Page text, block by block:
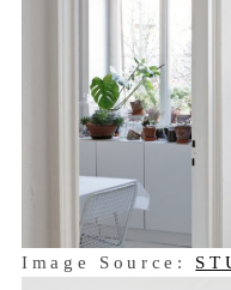
Image Source: